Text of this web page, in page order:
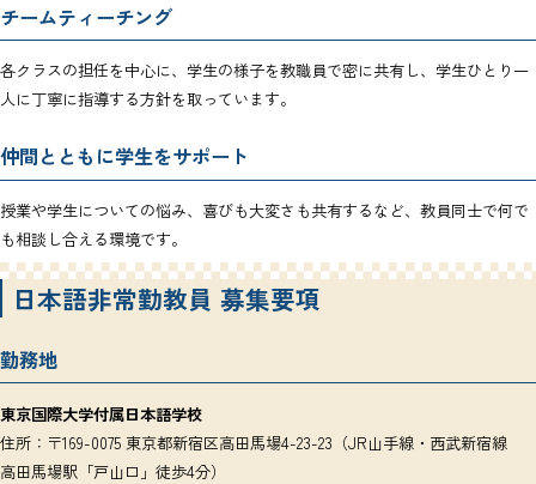
チームティーチング
各クラスの担任を中心に、学生の様子を教職員で密に共有し、学生ひとり一
人に丁寧に指導する方針を取っています。
仲間とともに学生をサポート
授業や学生についての悩み、喜びも大変さも共有するなど、教員同士で何で
も相談し合える環境です。
日本語非常勤教員 募集要項
勤務地
東京国際大学付属日本語学校
住所：〒169-0075 東京都新宿区高田馬場4-23-23（JR山手線・西武新宿線
高田馬場駅「戸山口」徒歩4分）